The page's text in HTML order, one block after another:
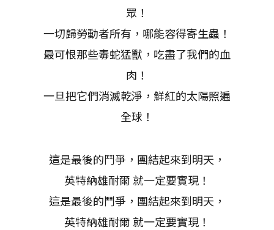
眾！
一切歸勞動者所有，哪能容得寄生蟲！
最可恨那些毒蛇猛獸，吃盡了我們的血
肉！
一旦把它們消滅乾淨，鮮紅的太陽照遍
全球！
這是最後的鬥爭，團結起來到明天，
英特納雄耐爾 就一定要實現！
這是最後的鬥爭，團結起來到明天，
英特納雄耐爾 就一定要實現！